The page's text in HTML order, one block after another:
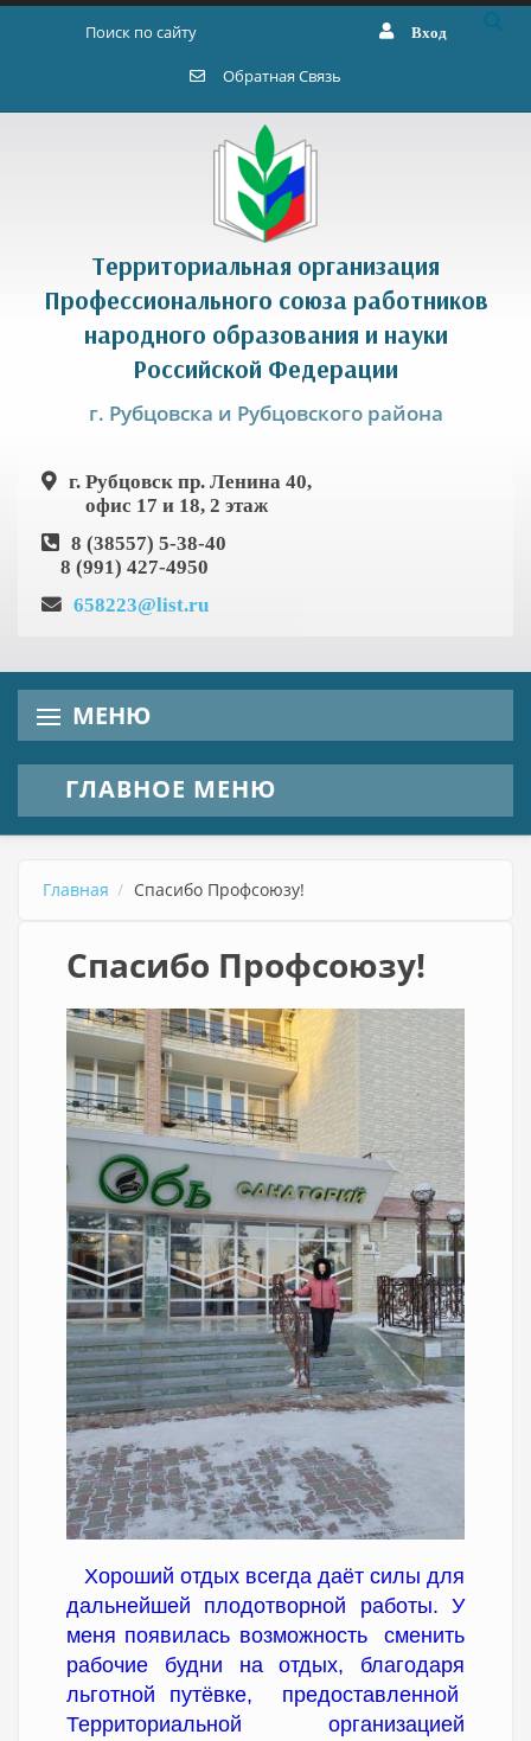
Перейти к основному содержанию
Форма поиска
Вход
Обратная Связь
Территориальная организация
Профессионального союза работников
народного образования и науки
Российской Федерации
г. Рубцовска и Рубцовского района
г. Рубцовск пр. Ленина 40,
офис 17 и 18, 2 этаж
8 (38557) 5-38-40
8 (991) 427-4950
658223@list.ru
МЕНЮ
ГЛАВНОЕ МЕНЮ
Главная Спасибо Профсоюзу!
Спасибо Профсоюзу!
Хороший отдых всегда даёт силы для
дальнейшей плодотворной работы. У
меня появилась возможность сменить
рабочие будни на отдых, благодаря
льготной путёвке, предоставленной
Территориальной организацией